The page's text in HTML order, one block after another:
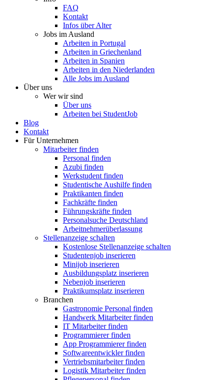
FAQ
Kontakt
Infos über Alter
Jobs im Ausland
Arbeiten in Portugal
Arbeiten in Griechenland
Arbeiten in Spanien
Arbeiten in den Niederlanden
Alle Jobs im Ausland
Über uns
Wer wir sind
Über uns
Arbeiten bei StudentJob
Blog
Kontakt
Für Unternehmen
Mitarbeiter finden
Personal finden
Azubi finden
Werkstudent finden
Studentische Aushilfe finden
Praktikanten finden
Fachkräfte finden
Führungskräfte finden
Personalsuche Deutschland
Arbeitnehmerüberlassung
Stellenanzeige schalten
Kostenlose Stellenanzeige schalten
Studentenjob inserieren
Minijob inserieren
Ausbildungsplatz inserieren
Nebenjob inserieren
Praktikumsplatz inserieren
Branchen
Gastronomie Personal finden
Handwerk Mitarbeiter finden
IT Mitarbeiter finden
Programmierer finden
App Programmierer finden
Softwareentwickler finden
Vertriebsmitarbeiter finden
Logistik Mitarbeiter finden